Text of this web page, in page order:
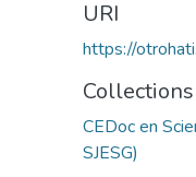
URI
https://
Collections
CEDoc en
SJESG)